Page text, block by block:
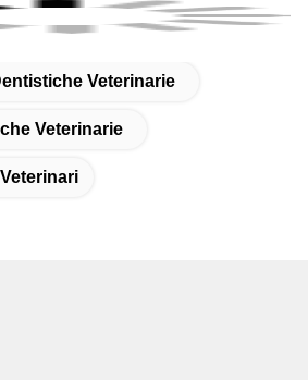
Veterinarie
Veterinarie